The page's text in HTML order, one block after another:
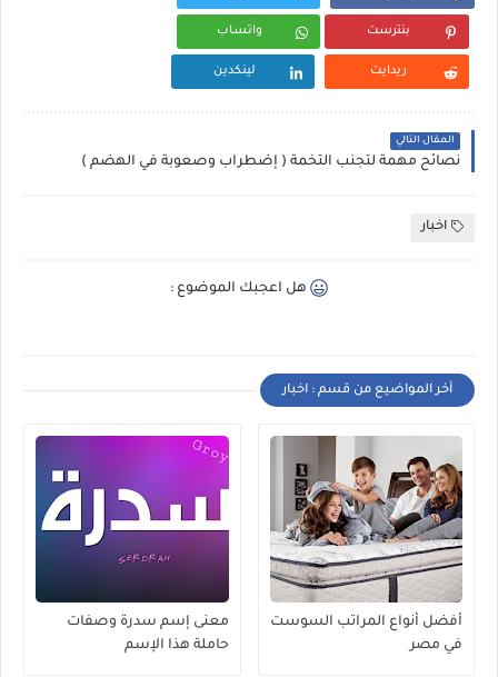
بنترست واتساب
ريدايت لينكدين
المقال التالي
نصائح مهمة لتجنب التخمة ( إضطراب وصعوبة في الهضم )
اخبار
هل اعجبك الموضوع :
أخر المواضيع من قسم : اخبار
أفضل أنواع المراتب السوست
في مصر
معنى إسم سدرة وصفات
حاملة هذا الإسم